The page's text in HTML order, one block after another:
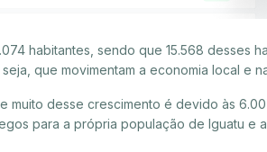
habitantes, sendo que 15.568 desses
que movimentam a economia local e
muito desse crescimento é devido às
para a própria população de Iguatu e